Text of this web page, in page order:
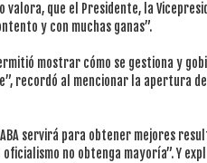
valora, que el Presidente, la
y con muchas ganas”.
mostrar cómo se gestiona y
recordó al mencionar la apertura
servirá para obtener mejores
no obtenga mayoría”. Y